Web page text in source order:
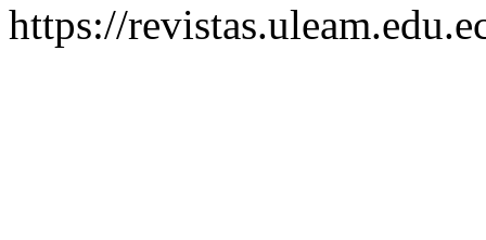
https://